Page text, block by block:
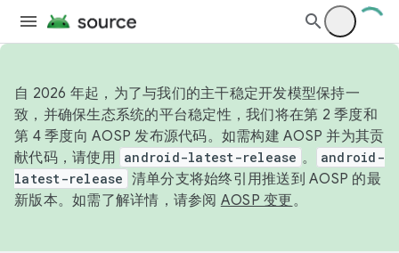
自 2026 年起，为了与我们的主干稳定开发模型保持一
致，并确保生态系统的平台稳定性，我们将在第 2 季度和
第 4 季度向 AOSP 发布源代码。如需构建 AOSP 并为其贡
献代码，请使用 android-latest-release 。
android-
latest-release 清单分支将始终引用推送到 AOSP 的最
新版本。如需了解详情，请参阅 AOSP 变更。